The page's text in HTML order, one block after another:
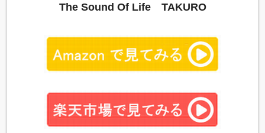
The Sound Of Life TAKURO